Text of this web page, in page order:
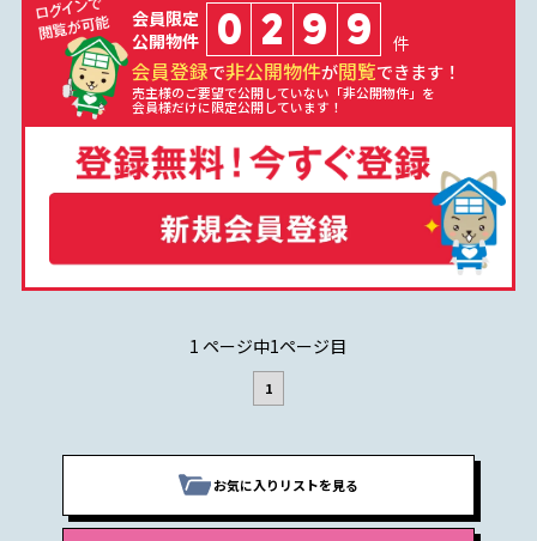
会員限定
公開物件
0 2 9 9 件
会員登録で非公開物件が閲覧できます！
売主様のご要望で公開していない「非公開物件」を
会員様だけに限定公開しています！
1 ページ中1ページ目
1
お気に入りリストを見る